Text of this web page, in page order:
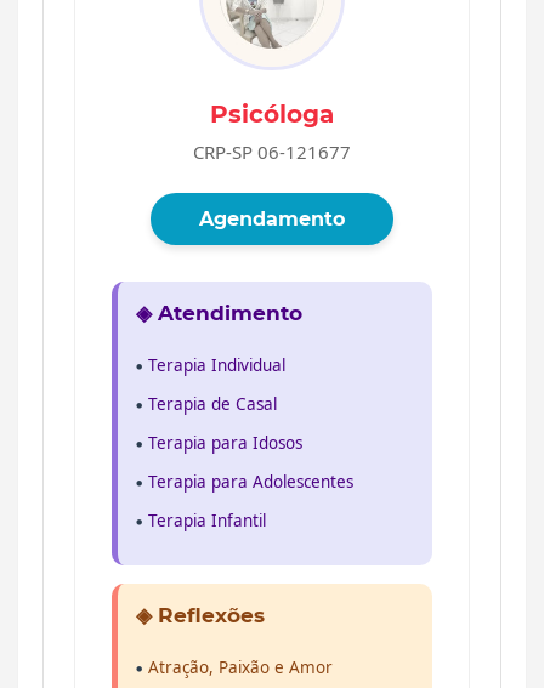
Psicóloga
CRP-SP 06-121677
Agendamento
◈ Atendimento
Terapia Individual
Terapia de Casal
Terapia para Idosos
Terapia para Adolescentes
Terapia Infantil
◈ Reflexões
Atração, Paixão e Amor